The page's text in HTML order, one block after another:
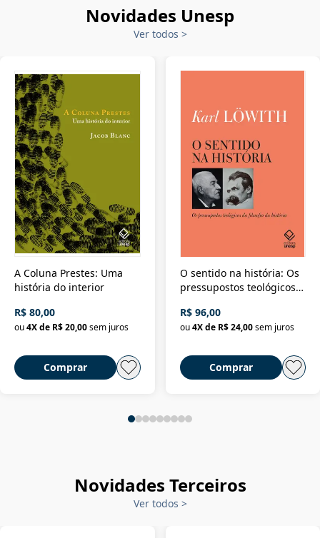
Novidades Unesp
Ver todos >
A Coluna Prestes: Uma
história do interior
R$ 80,00
ou4X de R$ 20,00sem juros
Comprar
O sentido na história: Os
pressupostos teológicos
R$ 96,00
ou 4X de R$ 24,00 sem juros
Comprar
Novidades Terceiros
Ver todos >